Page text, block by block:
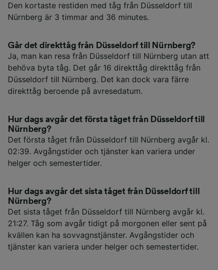
Den kortaste restiden med tåg från Düsseldorf till
Nürnberg är 3 timmar and 36 minutes.
Går det direkttåg från Düsseldorf till Nürnberg?
Ja, man kan resa från Düsseldorf till Nürnberg utan att
behöva byta tåg. Det går 16 direkttåg direkttåg från
Düsseldorf till Nürnberg. Det kan dock vara färre
direkttåg beroende på avresedatum.
Hur dags avgår det första tåget från Düsseldorf till
Nürnberg?
Det första tåget från Düsseldorf till Nürnberg avgår kl.
02:39. Avgångstider och tjänster kan variera under
helger och semestertider.
Hur dags avgår det sista tåget från Düsseldorf till
Nürnberg?
Det sista tåget från Düsseldorf till Nürnberg avgår kl.
21:27. Tåg som avgår tidigt på morgonen eller sent på
kvällen kan ha sovvagnstjänster. Avgångstider och
tjänster kan variera under helger och semestertider.